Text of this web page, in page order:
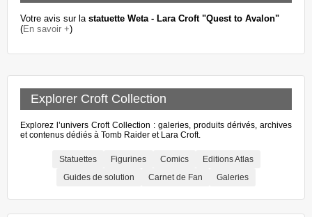
Votre avis sur la statuette Weta - Lara Croft "Quest to Avalon"
(En savoir +)
Explorer Croft Collection
Explorez l’univers Croft Collection : galeries, produits dérivés, archives
et contenus dédiés à Tomb Raider et Lara Croft.
Statuettes Figurines Comics
Editions Atlas
Guides de solution
Carnet de Fan Galeries